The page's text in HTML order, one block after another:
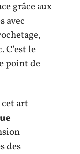
grâce aux
avec
le
point de
art
des